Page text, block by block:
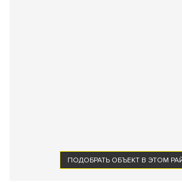
ПОДОБРАТЬ ОБЪЕКТ В ЭТОМ